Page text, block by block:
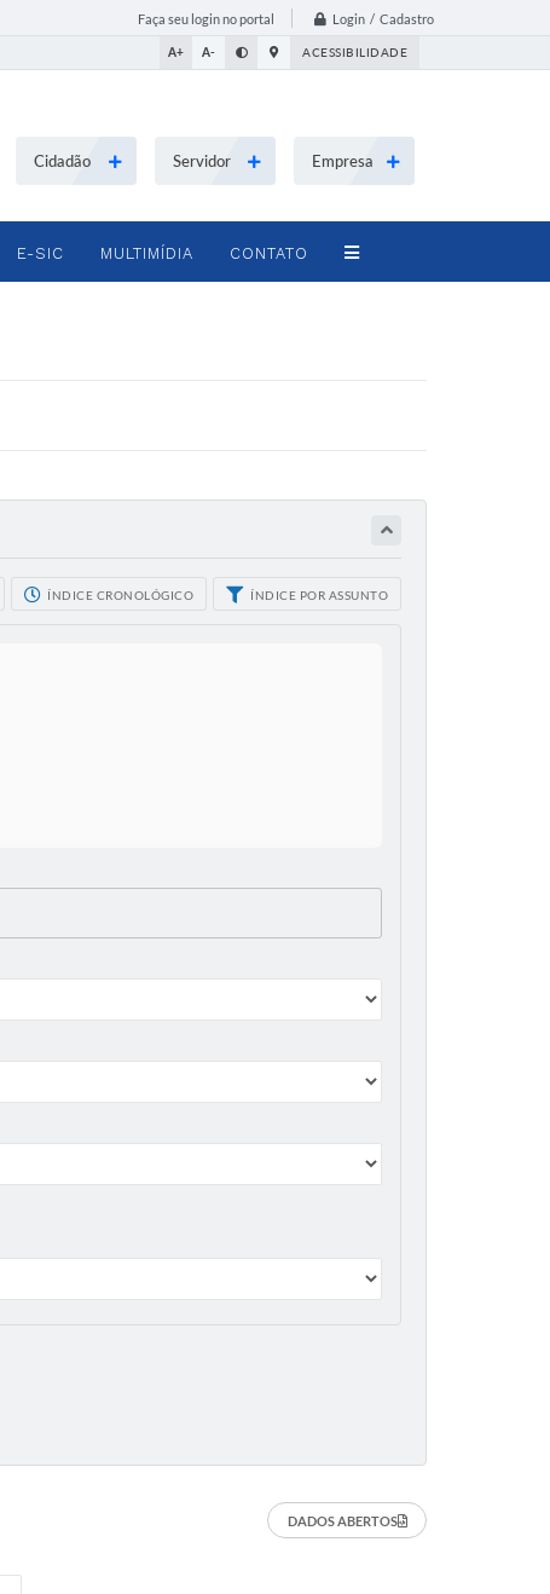
Faça seu login no portal Login / Cadastro
A+ A- ACESSIBILIDADE
Cidadão Servidor Empresa
E-SIC MULTIMÍDIA CONTATO
ÍNDICE CRONOLÓGICO ÍNDICE POR ASSUNTO
DADOS ABERTOS